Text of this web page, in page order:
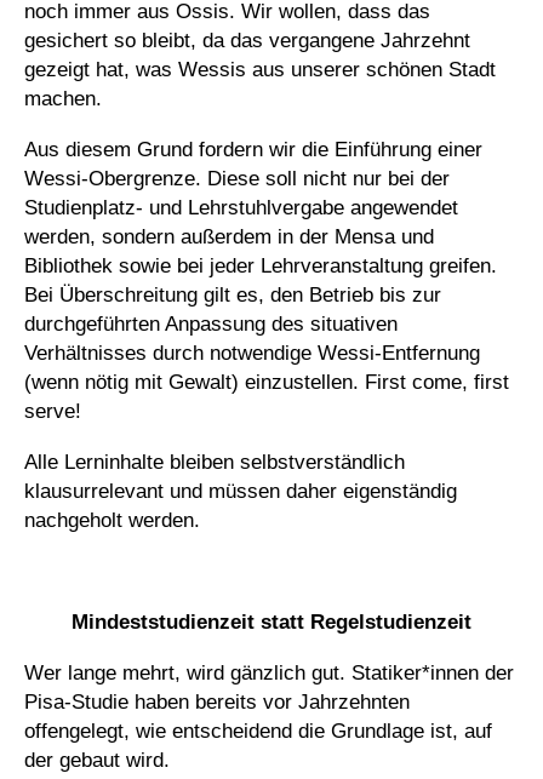
noch immer aus Ossis. Wir wollen, dass das
gesichert so bleibt, da das vergangene Jahrzehnt
gezeigt hat, was Wessis aus unserer schönen Stadt
machen.
Aus diesem Grund fordern wir die Einführung einer
Wessi-Obergrenze. Diese soll nicht nur bei der
Studienplatz- und Lehrstuhlvergabe angewendet
werden, sondern außerdem in der Mensa und
Bibliothek sowie bei jeder Lehrveranstaltung greifen.
Bei Überschreitung gilt es, den Betrieb bis zur
durchgeführten Anpassung des situativen
Verhältnisses durch notwendige Wessi-Entfernung
(wenn nötig mit Gewalt) einzustellen. First come, first
serve!
Alle Lerninhalte bleiben selbstverständlich
klausurrelevant und müssen daher eigenständig
nachgeholt werden.
Mindeststudienzeit statt Regelstudienzeit
Wer lange mehrt, wird gänzlich gut. Statiker*innen der
Pisa-Studie haben bereits vor Jahrzehnten
offengelegt, wie entscheidend die Grundlage ist, auf
der gebaut wird.